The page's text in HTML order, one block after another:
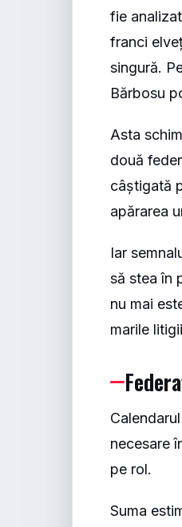
fie
franci
singură.
Bărbosu
Asta
două
câștigată
apărarea
Iar
să stea în
nu mai
marile
necesare
pe rol.
Suma